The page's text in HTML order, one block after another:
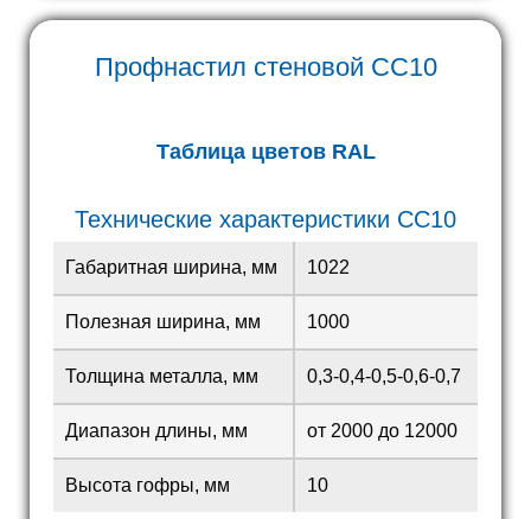
Профнастил стеновой СС10
Таблица цветов RAL
Технические характеристики СС10
Габаритная ширина, мм 1022
Полезная ширина, мм 1000
Толщина металла, мм 0,3-0,4-0,5-0,6-0,7
Диапазон длины, мм от 2000 до 12000
Высота гофры, мм 10